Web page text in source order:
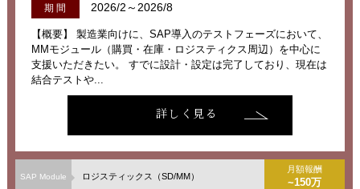
期 間 2026/2～2026/8
【概要】 製造業向けに、SAP導入のテストフェーズにおいて、
MMモジュール（購買・在庫・ロジスティクス周辺）を中心に
支援いただきたい。 すでに設計・設定は完了しており、現在は
結合テストや...
詳しく見る
SAP Module ロジスティックス（SD/MM）
月額報酬
~150万